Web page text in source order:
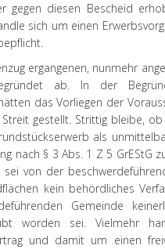
gegen diesen Bescheid
sich um einen
ergangenen, nunmehr
ab. In der
das Vorliegen der
gestellt. Strittig bleibe,
als
nach § 3 Abs. 1 Z 5 GrEStG
von der
kein behördliches
Gemeinde
worden sei. Vielmehr
und damit um einen